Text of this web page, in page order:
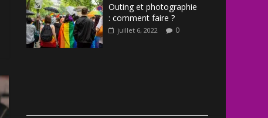
Outing et photographie
: comment faire ?
juillet 6, 2022 0